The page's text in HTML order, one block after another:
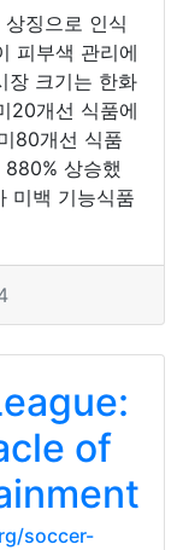
징으로 인식
피부색 관리에
장 크기는 한화
20개선 식품에
80개선 식품
상승했
미백 기능식품
of
soccer-